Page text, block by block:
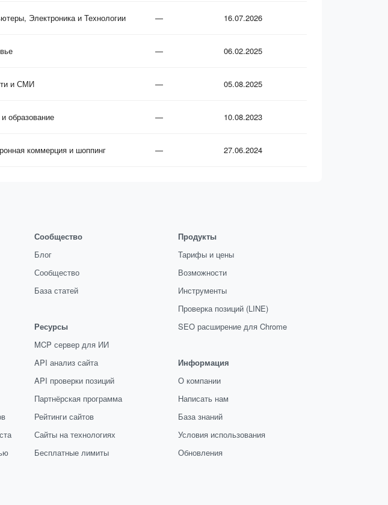
Электроника и Технологии — 16.07.2026
— 06.02.2025
и СМИ — 05.08.2025
образование — 10.08.2023
коммерция и шоппинг — 27.06.2024
Сообщество
Блог
Сообщество
База статей
Ресурсы
MCP сервер для ИИ
API анализ сайта
API проверки позиций
Партнёрская программа
Рейтинги сайтов
Сайты на технологиях
Бесплатные лимиты
Продукты
Тарифы и цены
Возможности
Инструменты
Проверка позиций (LINE)
SEO расширение для Chrome
Информация
О компании
Написать нам
База знаний
Условия использования
Обновления